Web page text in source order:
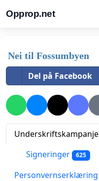
Opprop.net
Nei til Fossumbyen
Del på Facebook
Underskriftskampanje
Signeringer 625
Personvernserklæring